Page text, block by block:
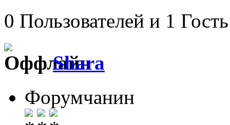
0 Пользователей и 1
Shara
Форумчанин